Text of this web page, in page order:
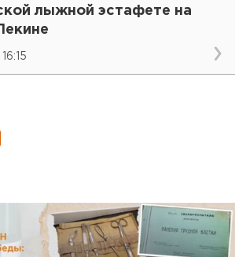
лыжной эстафете на